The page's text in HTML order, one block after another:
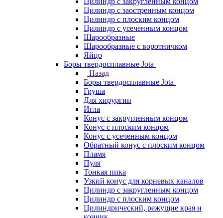
Цилиндр с заостренным концом
Цилиндр с плоским концом
Цилиндр с усеченным концом
Шарообразные
Шарообразные с воротничком
Яйцо
Боры твердосплавные Jota
Назад
Боры твердосплавные Jota
Груша
Для хирургии
Игла
Конус с закругленным концом
Конус с плоским концом
Конус с усеченным концом
Обратный конус с плоским концом
Пламя
Пуля
Тонкая пика
Узкий конус для корневых каналов
Цилиндр с закругленным концом
Цилиндр с плоским концом
Цилиндрический, режущие края и